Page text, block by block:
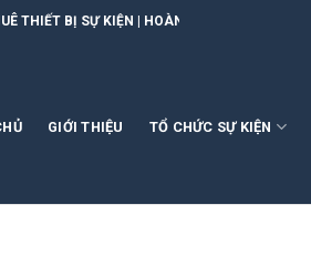
| HOÀNG PHONG EVENT
GIỚI THIỆU TỔ CHỨC SỰ KIỆN